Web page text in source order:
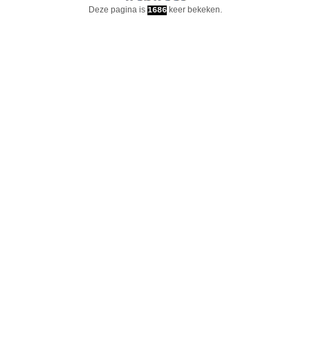
Deze pagina is 1686keer bekeken.